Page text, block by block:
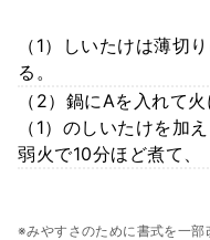
（1）しいたけは薄切
る。
（2）鍋にAを入れて
（1）のしいたけを加
弱火で10分ほど煮て、
※みやすさのために書式を一部